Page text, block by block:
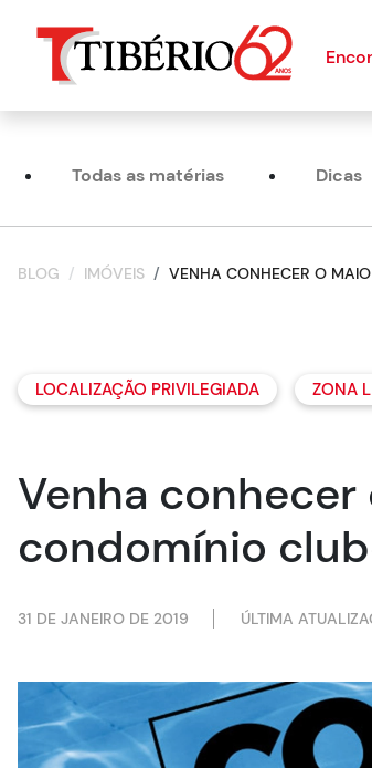
Todas as matérias Dicas
BLOG IMÓVEIS VENHA CONHECER O
LOCALIZAÇÃO PRIVILEGIADA ZONA
Venha
condomínio
31 DE JANEIRO DE 2019 ÚLTIMA